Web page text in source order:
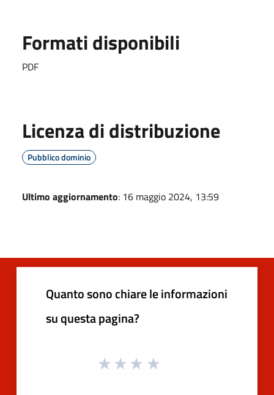
Formati disponibili
PDF
Licenza di distribuzione
Pubblico dominio
Ultimo aggiornamento: 16 maggio 2024, 13:59
Quanto sono chiare le informazioni
su questa pagina?